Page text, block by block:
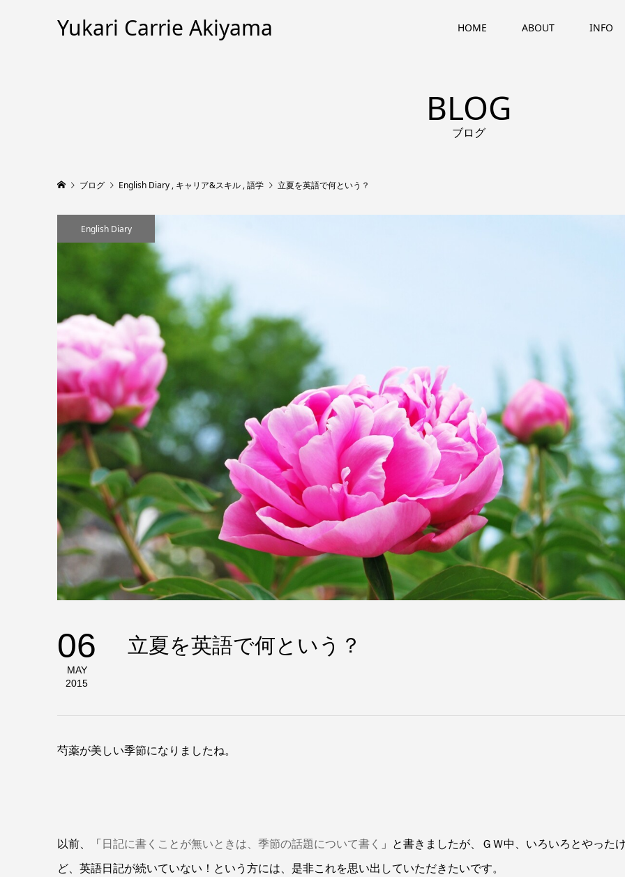
Yukari Carrie Akiyama HOME ABOUT INFO
BLOG
ブログ
ブログ English Diary , キャリア&スキル ,語学 立夏を英語で何という？
English Diary
06
MAY
2015
立夏を英語で何という？
芍薬が美しい季節になりましたね。
以前、「日記に書くことが無いときは、季節の話題について書く 」と書きましたが、ＧＷ中、いろいろとやった
ど、英語日記が続いていない！という方には、是非これを思い出していただきたいです。